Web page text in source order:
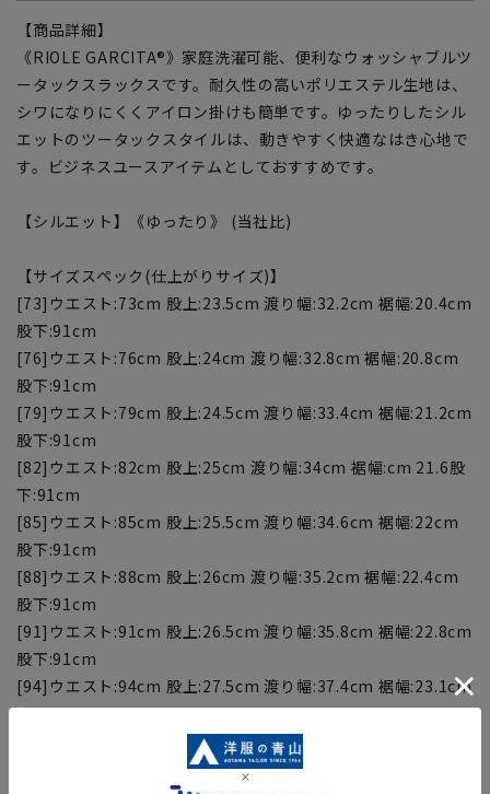
【商品詳細】
《RIOLE GARCITA®》家庭洗濯可能、便利なウォッシャブルツ
ータックスラックスです。耐久性の高いポリエステル生地は、
シワになりにくくアイロン掛けも簡単です。ゆったりしたシル
エットのツータックスタイルは、動きやすく快適なはき心地で
す。ビジネスユースアイテムとしておすすめです。
【シルエット】《ゆったり》 (当社比)
【サイズスペック(仕上がりサイズ)】
[73]ウエスト:73cm 股上:23.5cm 渡り幅:32.2cm 裾幅:20.4cm
股下:91cm
[76]ウエスト:76cm 股上:24cm 渡り幅:32.8cm 裾幅:20.8cm
股下:91cm
[79]ウエスト:79cm 股上:24.5cm 渡り幅:33.4cm 裾幅:21.2cm
股下:91cm
[82]ウエスト:82cm 股上:25cm 渡り幅:34cm 裾幅:cm 21.6股
下:91cm
[85]ウエスト:85cm 股上:25.5cm 渡り幅:34.6cm 裾幅:22cm
股下:91cm
[88]ウエスト:88cm 股上:26cm 渡り幅:35.2cm 裾幅:22.4cm
股下:91cm
[91]ウエスト:91cm 股上:26.5cm 渡り幅:35.8cm 裾幅:22.8cm
股下:91cm
[94]ウエスト:94cm 股上:27.5cm 渡り幅:37.4cm 裾幅:23.1cm
股下:91cm
[97]ウエスト:97cm 股上:27.5cm 渡り幅:38cm 裾幅:23.5cm